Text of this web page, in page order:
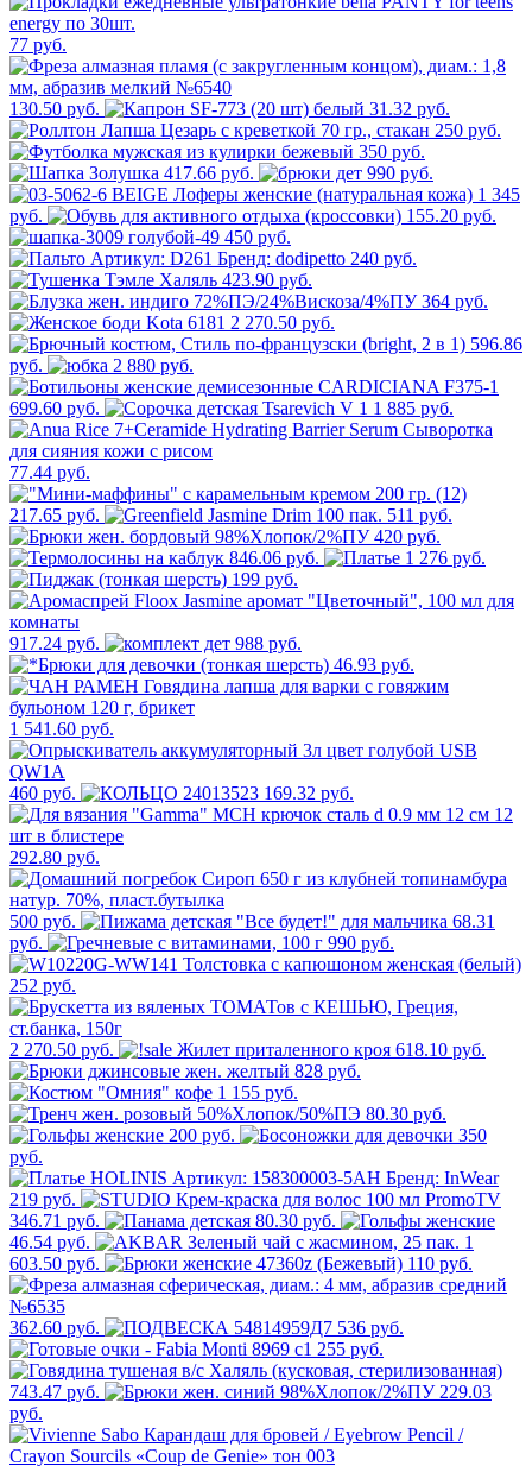
77 руб.
130.50 руб.
31.32 руб.
250 руб.
350 руб.
417.66 руб.
990 руб.
1 345
руб.
155.20 руб.
450 руб.
240 руб.
423.90 руб.
364 руб.
2 270.50 руб.
596.86
руб.
2 880 руб.
699.60 руб. 1 885 руб.
77.44 руб.
217.65 руб.
511 руб.
420 руб.
846.06 руб.
1 276 руб.
199 руб.
917.24 руб.
988 руб.
46.93 руб.
1 541.60 руб.
460 руб. 169.32 руб.
292.80 руб.
500 руб.
68.31
руб.
990 руб.
252 руб.
2 270.50 руб.
618.10 руб.
828 руб.
1 155 руб.
80.30 руб.
200 руб.
350
руб.
219 руб.
346.71 руб.
80.30 руб.
46.54 руб.
1
603.50 руб.
110 руб.
362.60 руб.
536 руб.
255 руб.
743.47 руб.
229.03
руб.